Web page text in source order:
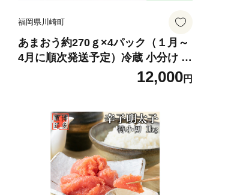
福岡県川崎町
あまおう約270ｇ×4パック（１月～
4月に順次発送予定）冷蔵 小分け い
ちご 福岡県産 苺 あまおうイチゴ フ
ルーツ あまおう 果物 スイーツ くだ
町 数量限定 期間限定
12,000円